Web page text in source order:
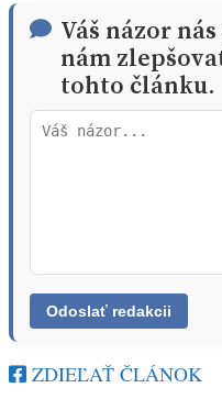
Váš názor
nám
tohto článku.
ZDIEĽAŤ ČLÁNOK